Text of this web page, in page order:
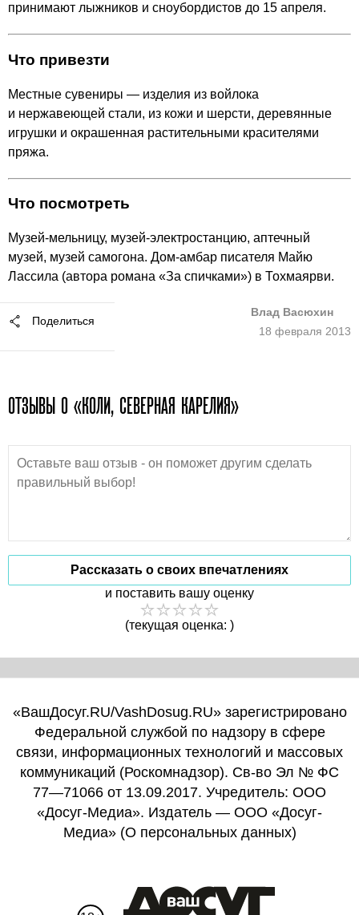
принимают лыжников и сноубордистов до 15 апреля.
Что привезти
Местные сувениры — изделия из войлока
и нержавеющей стали, из кожи и шерсти, деревянные
игрушки и окрашенная растительными красителями
пряжа.
Что посмотреть
Музей-мельницу, музей-электростанцию, аптечный
музей, музей самогона. Дом-амбар писателя Майю
Лассила (автора романа «За спичками») в Тохмаярви.
Поделиться
Влад Васюхин
18 февраля 2013
ОТЗЫВЫ О «КОЛИ, СЕВЕРНАЯ КАРЕЛИЯ»
Рассказать о своих впечатлениях
и поставить вашу оценку
(текущая оценка: )
«ВашДосуг.RU/VashDosug.RU» зарегистрировано
Федеральной службой по надзору в сфере
связи, информационных технологий и массовых
коммуникаций (Роскомнадзор). Св-во Эл № ФС
77—71066 от 13.09.2017. Учредитель: ООО
«Досуг-Медиа». Издатель — ООО «Досуг-
Медиа» (О персональных данных)